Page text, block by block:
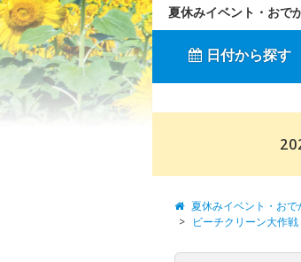
夏休みイベント・おで
日付から探す
夏休みイベント・お
ビーチクリーン大作